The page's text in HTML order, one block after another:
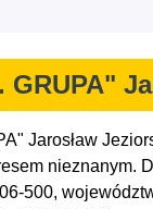
GRUPA"
Jarosław
nieznanym.
500,